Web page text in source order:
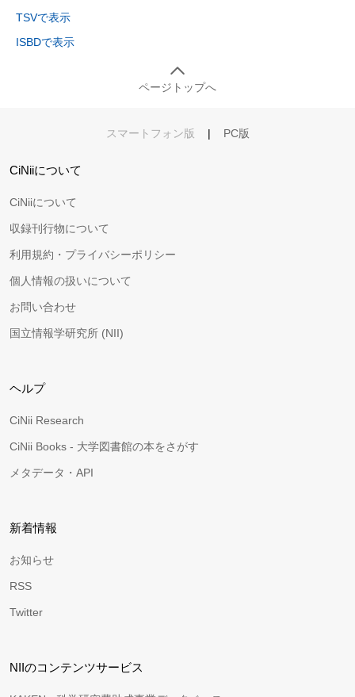
TSVで表示
ISBDで表示
ページトップへ
スマートフォン版 | PC版
CiNiiについて
CiNiiについて
収録刊行物について
利用規約・プライバシーポリシー
個人情報の扱いについて
お問い合わせ
国立情報学研究所 (NII)
ヘルプ
CiNii Research
CiNii Books - 大学図書館の本をさがす
メタデータ・API
新着情報
お知らせ
RSS
Twitter
NIIのコンテンツサービス